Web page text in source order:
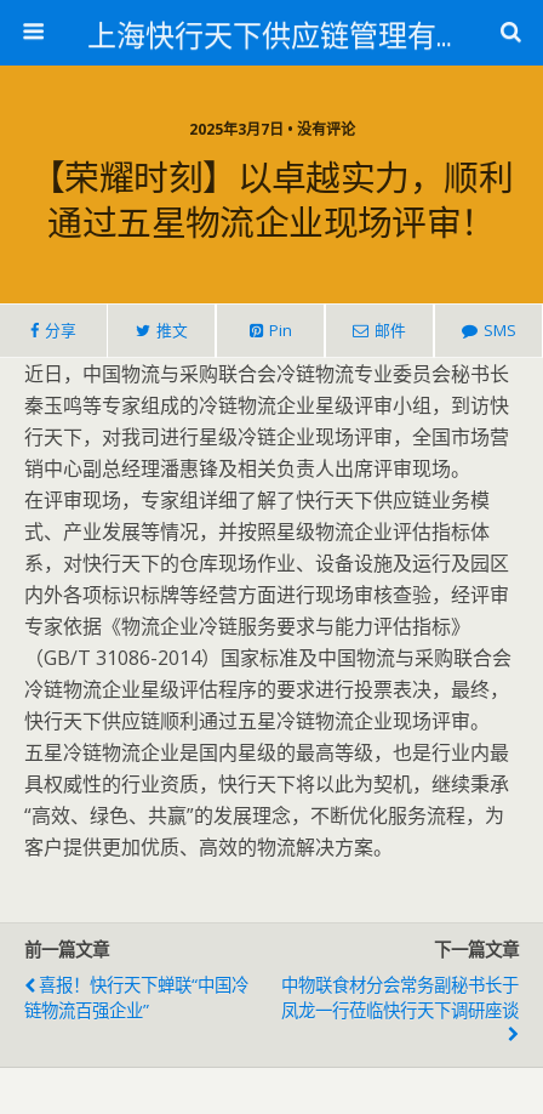
上海快行天下供应链管理有限公司
2025年3月7日 • 没有评论
【荣耀时刻】以卓越实力，顺利
通过五星物流企业现场评审！
分享 推文 Pin 邮件 SMS
近日，中国物流与采购联合会冷链物流专业委员会秘书长
秦玉鸣等专家组成的冷链物流企业星级评审小组，到访快
行天下，对我司进行星级冷链企业现场评审，全国市场营
销中心副总经理潘惠锋及相关负责人出席评审现场。
在评审现场，专家组详细了解了快行天下供应链业务模
式、产业发展等情况，并按照星级物流企业评估指标体
系，对快行天下的仓库现场作业、设备设施及运行及园区
内外各项标识标牌等经营方面进行现场审核查验，经评审
专家依据《物流企业冷链服务要求与能力评估指标》
（GB/T 31086-2014）国家标准及中国物流与采购联合会
冷链物流企业星级评估程序的要求进行投票表决，最终，
快行天下供应链顺利通过五星冷链物流企业现场评审。
五星冷链物流企业是国内星级的最高等级，也是行业内最
具权威性的行业资质，快行天下将以此为契机，继续秉承
“高效、绿色、共赢”的发展理念，不断优化服务流程，为
客户提供更加优质、高效的物流解决方案。
前一篇文章
喜报！快行天下蝉联“中国冷
链物流百强企业”
下一篇文章
中物联食材分会常务副秘书长于
凤龙一行莅临快行天下调研座谈